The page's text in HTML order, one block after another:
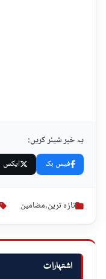
اشتہارات
یہ خبر شیئر کریں:
فیس بک ایکس
تازہ ترین,مضامین